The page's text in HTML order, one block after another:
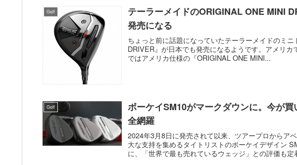
Golf
テーラーメイドのORIGINAL ONE MINI
発売になる
ちょっと前に話題になっていたテーラーメイドのミ
DRIVER』が日本でも発売になるようです。アメリ
ではアメリカ仕様の『ORIGINAL ONE MINI...
Golf
ボーケイSM10がマークダウンに。今が
全網羅
2024年3月8日に発売されて以来、ツアープロからア
大な支持を集めるタイトリストのボーケイデザイン
に、「世界で最も売れているウェッジ」との評価も定